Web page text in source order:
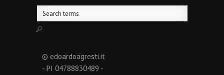
© edoardoagresti.it
- PI 04788830489 -